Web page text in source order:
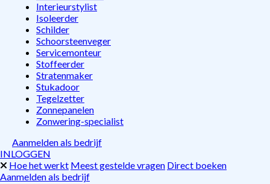
Interieurstylist
Isoleerder
Schilder
Schoorsteenveger
Servicemonteur
Stoffeerder
Stratenmaker
Stukadoor
Tegelzetter
Zonnepanelen
Zonwering-specialist
Aanmelden als bedrijf
INLOGGEN
Hoe het werkt Meest gestelde vragen Direct boeken
Aanmelden als bedrijf